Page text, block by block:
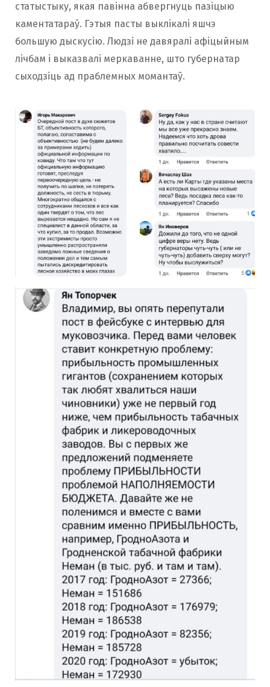
статыстыку, якая павінна абвергнуць пазіцыю
каментатараў. Гэтыя пасты выклікалі яшчэ
большую дыскусію. Людзі не давяралі афіцыйным
лічбам і выказвалі меркаванне, што губернатар
сыходзіць ад праблемных момантаў.